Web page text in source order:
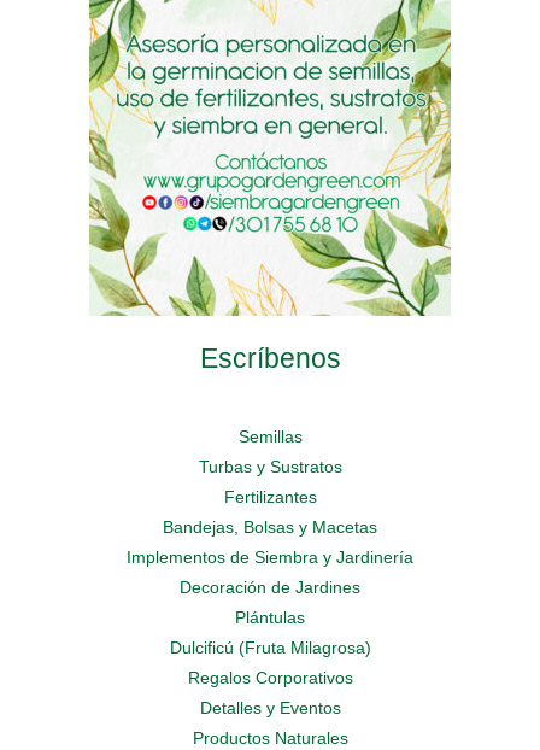
en
página
de
producto
elegir
en
la
página
de
producto
elegir
en
la
página
de
producto
Escríbenos
Semillas
Turbas y Sustratos
Fertilizantes
Bandejas, Bolsas y Macetas
Implementos de Siembra y Jardinería
Decoración de Jardines
Plántulas
Dulcificú (Fruta Milagrosa)
Regalos Corporativos
Detalles y Eventos
Productos Naturales